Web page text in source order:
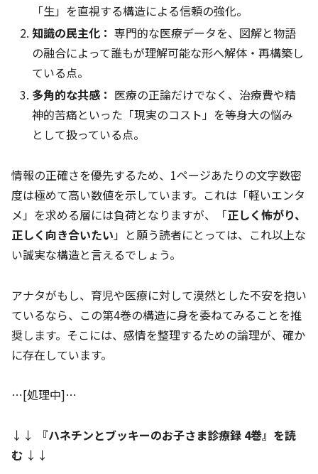
「生」を直視する構造による信頼の強化。
知識の民主化： 専門的な医療データを、図解と物語
の融合によって誰もが理解可能な形へ解体・再構築し
ている点。
多角的な共感： 医療の正論だけでなく、治療費や精
神的苦痛といった「現実のコスト」を等身大の悩み
として扱っている点。
情報の正確さを優先するため、1ページあたりの文字数密
度は極めて高い数値を示しています。これは「軽いエンタ
メ」を求める層には負荷となりますが、「正しく怖がり、
正しく向き合いたい」と願う読者にとっては、これ以上な
い誠実な構造と言えるでしょう。
アナタがもし、育児や医療に対して漠然とした不安を抱い
ているなら、この第4巻の構造に身を委ねてみることを推
奨します。そこには、感情を整理するための論理が、確か
に存在しています。
…[処理中]…
↓↓ 『ハネチンとブッキーのお子さま診療録 4巻』を読
む ↓↓